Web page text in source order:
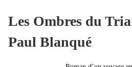
Les Ombres du
Paul Blanqué